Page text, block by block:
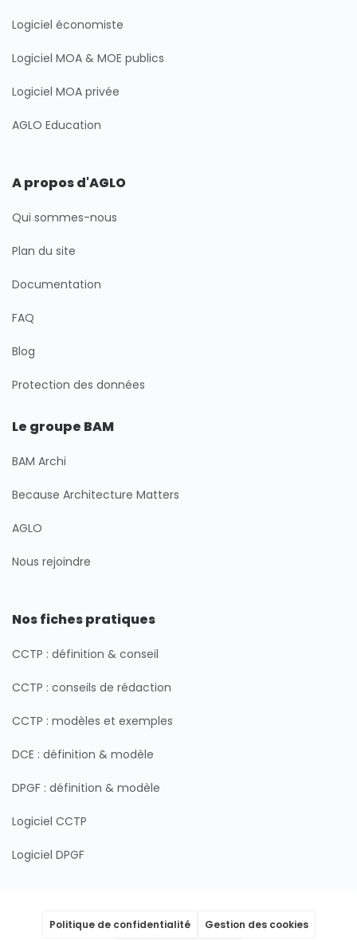
Logiciel économiste
Logiciel MOA & MOE publics
Logiciel MOA privée
AGLO Education
A propos d'AGLO
Qui sommes-nous
Plan du site
Documentation
FAQ
Blog
Protection des données
Le groupe BAM
BAM Archi
Because Architecture Matters
AGLO
Nous rejoindre
Nos fiches pratiques
CCTP : définition & conseil
CCTP : conseils de rédaction
CCTP : modèles et exemples
DCE : définition & modèle
DPGF : définition & modèle
Logiciel CCTP
Logiciel DPGF
Politique de confidentialité Gestion des cookies